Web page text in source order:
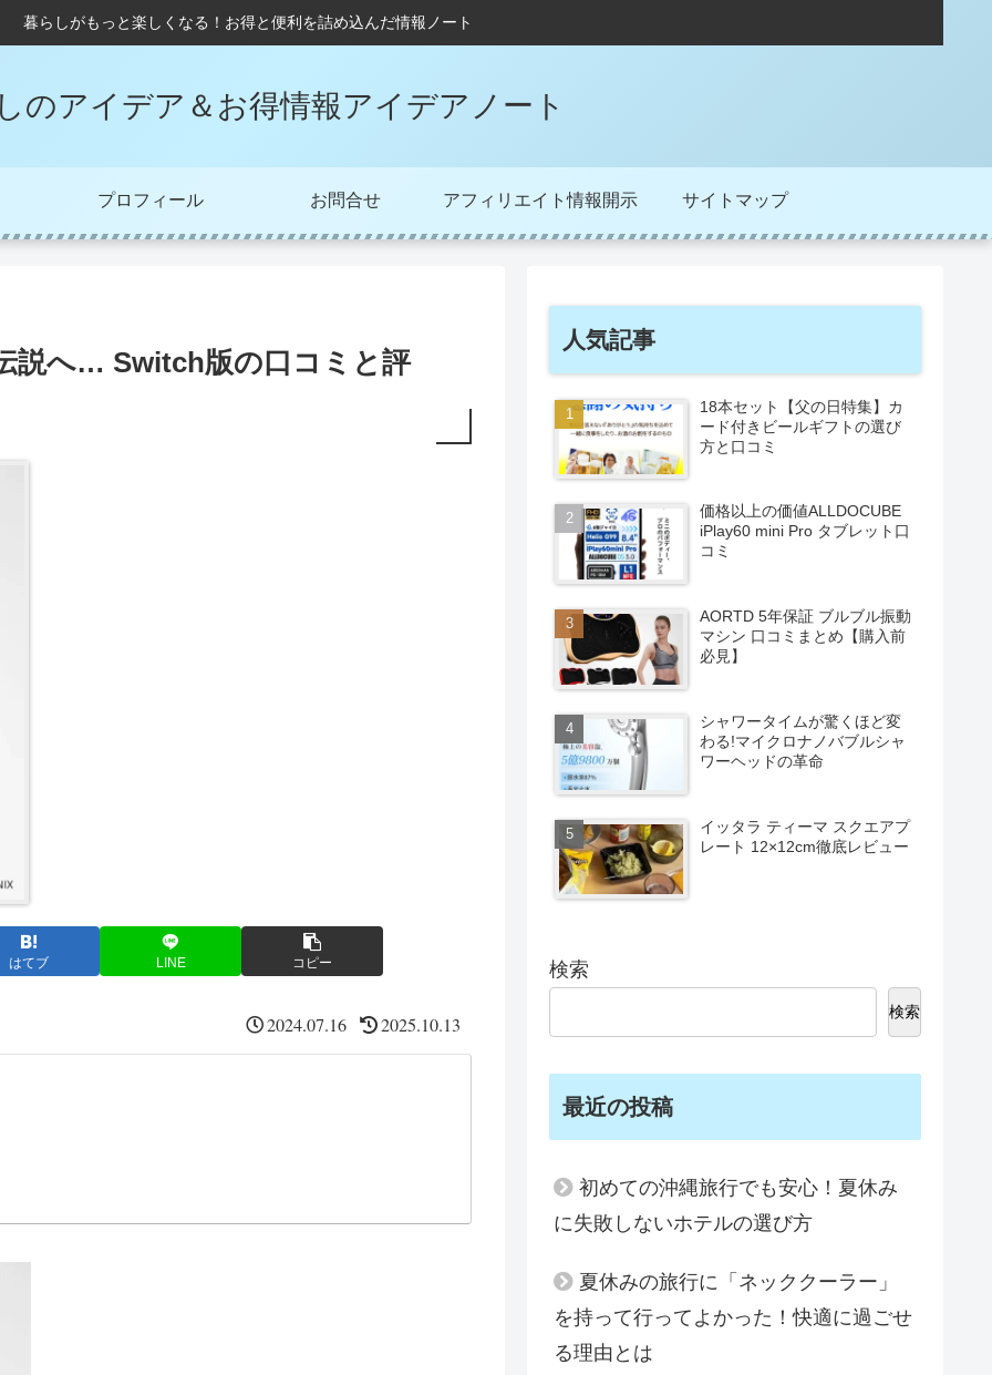
暮らしがもっと楽しくなる！お得と便利を詰め込んだ情報ノート
のアイデア＆お得情報アイデアノート
プロフィール お問合せ アフィリエイト情報開示 サイトマップ
説へ… Switch版の口コミと評
はてブ LINE コピー
2024.07.16 2025.10.13
人気記事
18本セット【父の日特集】カ
ード付きビールギフトの選び
方と口コミ
価格以上の価値ALLDOCUBE
iPlay60 mini Pro タブレット口
コミ
AORTD 5年保証 ブルブル振動
マシン 口コミまとめ【購入前
必見】
シャワータイムが驚くほど変
わる!マイクロナノバブルシャ
ワーヘッドの革命
イッタラ ティーマ スクエアプ
レート 12×12cm徹底レビュー
検索
検索
最近の投稿
初めての沖縄旅行でも安心！夏休み
に失敗しないホテルの選び方
夏休みの旅行に「ネッククーラー」
を持って行ってよかった！快適に過ごせ
る理由とは